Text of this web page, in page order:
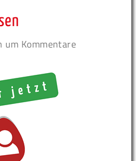
um Kommentare